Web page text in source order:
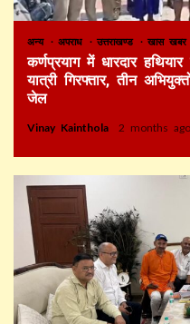
अन्य अपराध उत्तराखण्ड खास खबर
कर्णप्रयाग में धारदार
यात्री गिरफ्तार, तीन
जेल
Vinay Kainthola 2 months ago